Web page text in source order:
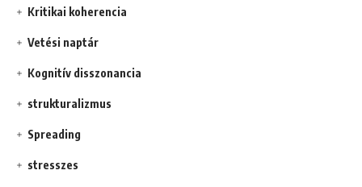
Kritikai koherencia
Vetési naptár
Kognitív disszonancia
strukturalizmus
Spreading
stresszes